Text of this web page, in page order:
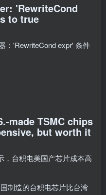
'RewriteCond
to true
：'RewriteCond expr' 条件
made TSMC chips
but worth it
，台积电美国产芯片成本高
制造的台积电芯片比台湾